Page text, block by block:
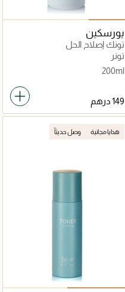
يورسكين
تونك إصلاح الحل
تونر
200ml
هدايا مجانية وصل حديثاً